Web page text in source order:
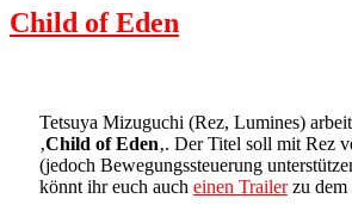
Child of Eden
Tetsuya Mizuguchi (Rez, Lumines)
‚Child of Eden‚. Der Titel soll mit Rez
(jedoch Bewegungssteuerung
könnt ihr euch auch einen Trailerzu dem